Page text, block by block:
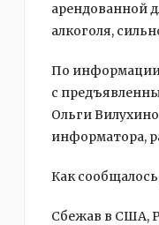
арендованной
алкоголя,
По
с
Ольги
информатора,
Как
Сбежав в США,